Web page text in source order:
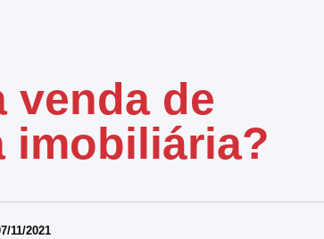
INTELIGENCE
venda de
imobiliária?
11/2021